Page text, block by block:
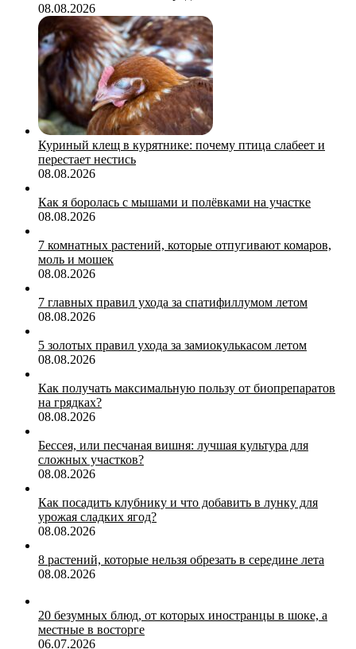
08.08.2026
Куриный клещ в курятнике: почему птица слабеет и
перестает нестись
08.08.2026
Как я боролась с мышами и полёвками на участке
08.08.2026
7 комнатных растений, которые отпугивают комаров,
моль и мошек
08.08.2026
7 главных правил ухода за спатифиллумом летом
08.08.2026
5 золотых правил ухода за замиокулькасом летом
08.08.2026
Как получать максимальную пользу от биопрепаратов
на грядках?
08.08.2026
Бессея, или песчаная вишня: лучшая культура для
сложных участков?
08.08.2026
Как посадить клубнику и что добавить в лунку для
урожая сладких ягод?
08.08.2026
8 растений, которые нельзя обрезать в середине лета
08.08.2026
20 безумных блюд, от которых иностранцы в шоке, а
местные в восторге
06.07.2026